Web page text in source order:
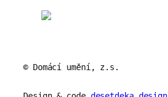
© Domácí umění, z.s.